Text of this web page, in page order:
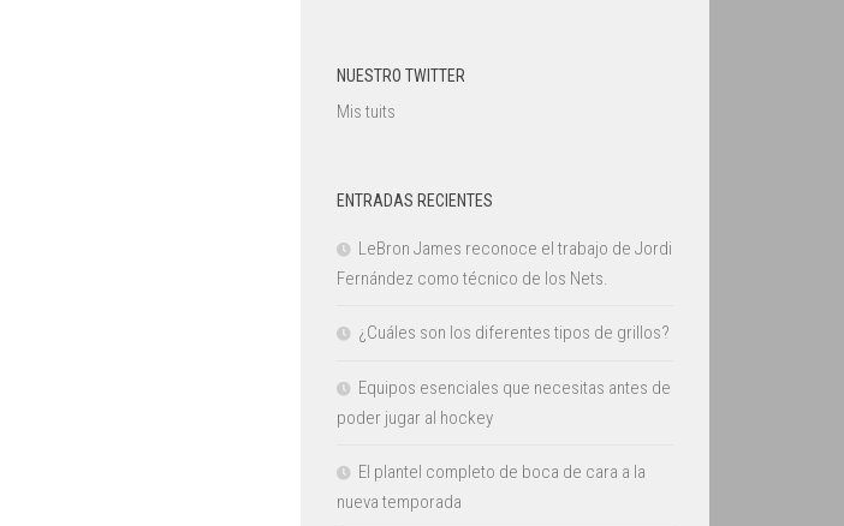
NUESTRO TWITTER
Mis tuits
ENTRADAS RECIENTES
LeBron James reconoce el trabajo de Jordi
Fernández como técnico de los Nets.
¿Cuáles son los diferentes tipos de grillos?
Equipos esenciales que necesitas antes de
poder jugar al hockey
El plantel completo de boca de cara a la
nueva temporada